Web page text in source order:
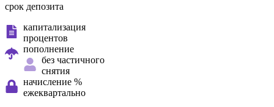
срок депозита
капитализация
процентов
пополнение
без частичного
снятия
начисление %
ежеквартально